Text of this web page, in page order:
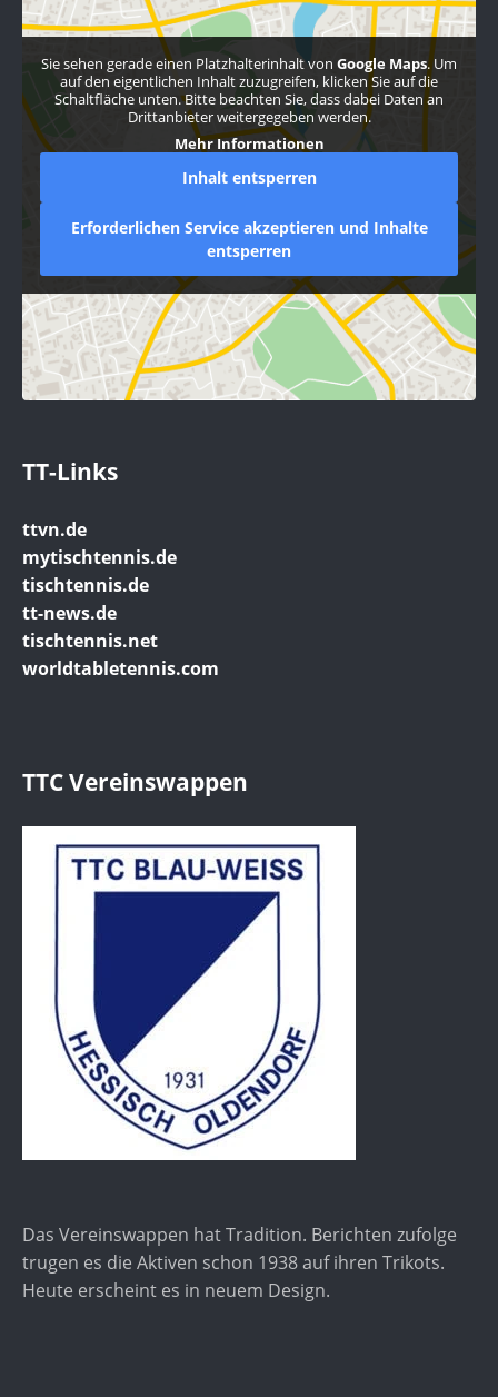
Sie sehen gerade einen Platzhalterinhalt von Google Maps. Um
auf den eigentlichen Inhalt zuzugreifen, klicken Sie auf die
Schaltfläche unten. Bitte beachten Sie, dass dabei Daten an
Drittanbieter weitergegeben werden.
Mehr Informationen
Inhalt entsperren
Erforderlichen Service akzeptieren und Inhalte
entsperren
TT-Links
ttvn.de
mytischtennis.de
tischtennis.de
tt-news.de
tischtennis.net
worldtabletennis.com
TTC Vereinswappen
Das Vereinswappen hat Tradition. Berichten zufolge
trugen es die Aktiven schon 1938 auf ihren Trikots.
Heute erscheint es in neuem Design.